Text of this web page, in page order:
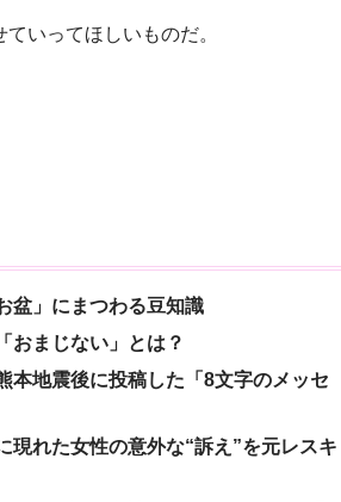
いってほしいものだ。
盆」にまつわる豆知識
おまじない」とは？
本地震後に投稿した「8文字のメッセ
れた女性の意外な“訴え”を元レスキ